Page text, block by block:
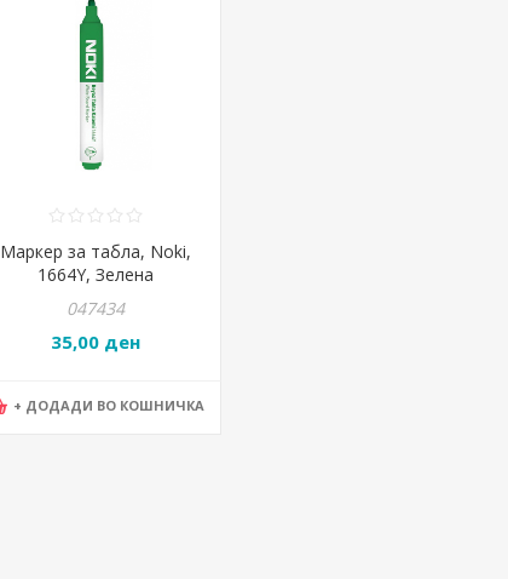
Маркер за табла, Noki,
1664Y, Зелена
047434
35,00 ден
+ ДОДАДИ ВО КОШНИЧКА